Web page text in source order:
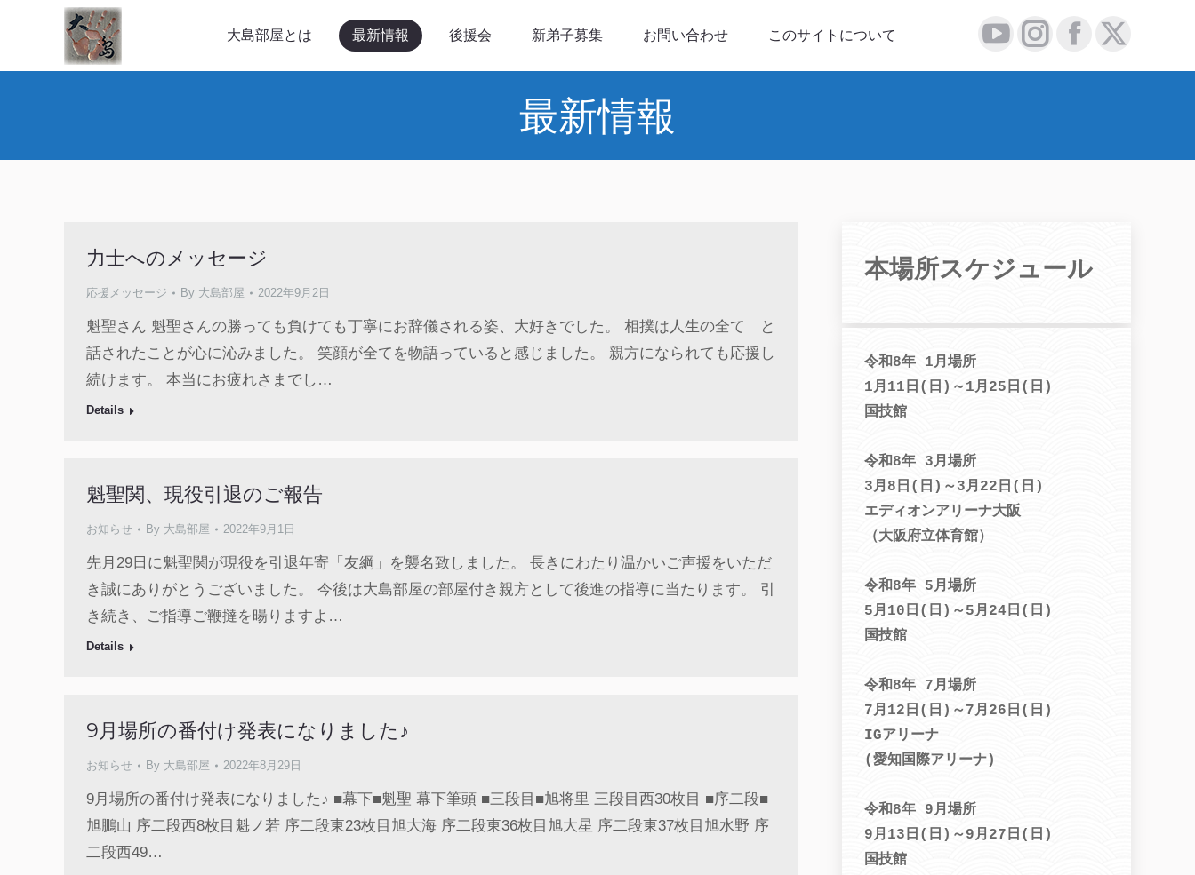
大島部屋とは 最新情報 後援会 新弟子募集 お問い合わせ
このサイトについて
YouTube
in
Instagram
in
Facebook
in
X
in
最新情報
力士へのメッセージ
応援メッセージ By 大島部屋 2022年9月2日
魁聖さん 魁聖さんの勝っても負けても丁寧にお辞儀される姿、大好きでした。 相撲は人生の全て と
話されたことが心に沁みました。 笑顔が全てを物語っていると感じました。 親方になられても応援し
続けます。 本当にお疲れさまでし…
Details
魁聖関、現役引退のご報告
お知らせ By 大島部屋 2022年9月1日
先月29日に魁聖関が現役を引退年寄「友綱」を襲名致しました。 長きにわたり温かいご声援をいただ
き誠にありがとうございました。 今後は大島部屋の部屋付き親方として後進の指導に当たります。 引
き続き、ご指導ご鞭撻を暘りますよ…
Details
9月場所の番付け発表になりました♪
お知らせ By 大島部屋 2022年8月29日
9月場所の番付け発表になりました♪ ■幕下■魁聖 幕下筆頭 ■三段目■旭将里 三段目西30枚目 ■序二段■
旭鵬山 序二段西8枚目魁ノ若 序二段東23枚目旭大海 序二段東36枚目旭大星 序二段東37枚目旭水野 序
二段西49…
本場所スケジュール
令和8年 1月場所
1月11日(日)～1月25日(日)
国技館
令和8年 3月場所
3月8日(日)～3月22日(日)
エディオンアリーナ大阪
（大阪府立体育館）
令和8年 5月場所
5月10日(日)～5月24日(日)
国技館
令和8年 7月場所
7月12日(日)～7月26日(日)
IGアリーナ
(愛知国際アリーナ)
令和8年 9月場所
9月13日(日)～9月27日(日)
国技館
大島部屋とは 最新情報 後援会 新弟子募集 お問い合わせ
このサイトについて
YouTubeInstagramFacebook
X